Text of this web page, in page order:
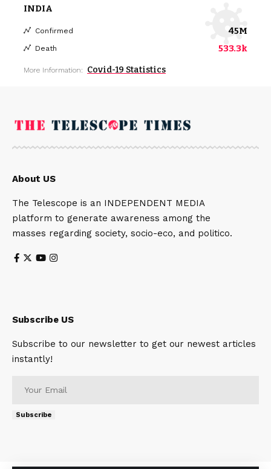
INDIA
Confirmed 45M
Death 533.3k
More Information: Covid-19 Statistics
About US
The Telescope is an INDEPENDENT MEDIA
platform to generate awareness among the
masses regarding society, socio-eco, and politico.
Subscribe US
Subscribe to our newsletter to get our newest articles
instantly!
Subscribe